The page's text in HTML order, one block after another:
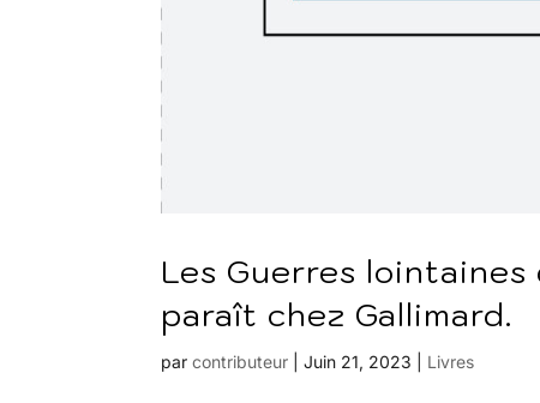
Les Guerres
paraît chez Gallimard.
parcontributeur |Juin 21, 2023 Livres